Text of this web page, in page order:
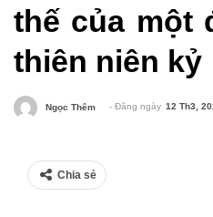
thế của một
thiên niên kỷ
Ngọc Thêm - Đăng ngày 12 Th3,
Chia sẻ